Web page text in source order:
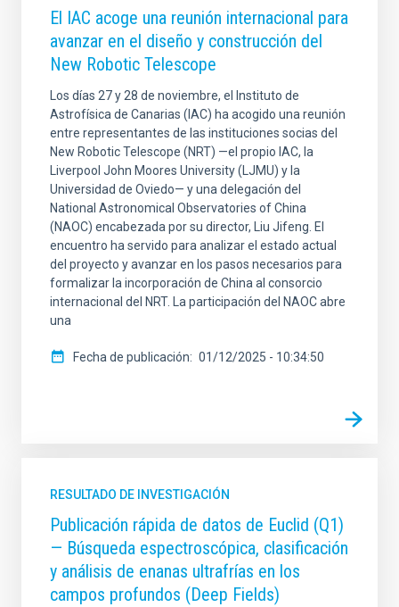
El IAC acoge una reunión internacional para
avanzar en el diseño y construcción del
New Robotic Telescope
Los días 27 y 28 de noviembre, el Instituto de
Astrofísica de Canarias (IAC) ha acogido una reunión
entre representantes de las instituciones socias del
New Robotic Telescope (NRT) —el propio IAC, la
Liverpool John Moores University (LJMU) y la
Universidad de Oviedo— y una delegación del
National Astronomical Observatories of China
(NAOC) encabezada por su director, Liu Jifeng. El
encuentro ha servido para analizar el estado actual
del proyecto y avanzar en los pasos necesarios para
formalizar la incorporación de China al consorcio
internacional del NRT. La participación del NAOC abre
una
Fecha de publicación 01/12/2025 - 10:34:50
RESULTADO DE INVESTIGACIÓN
Publicación rápida de datos de Euclid (Q1)
— Búsqueda espectroscópica, clasificación
y análisis de enanas ultrafrías en los
campos profundos (Deep Fields)